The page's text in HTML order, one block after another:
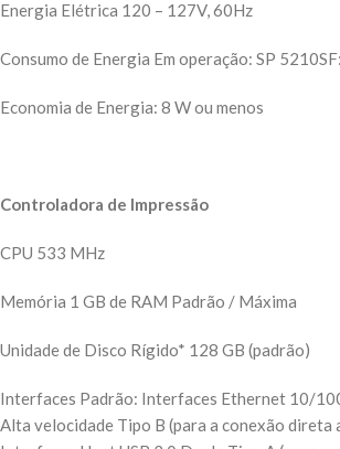
Energia Elétrica 120 – 127V, 60Hz
Consumo de Energia Em operação: SP
Economia de Energia: 8 W ou menos
Controladora de Impressão
CPU 533 MHz
Memória 1 GB de RAM Padrão / Máxima
Unidade de Disco Rígido* 128 GB (padrão)
Interfaces Padrão: Interfaces Ethernet 10/
Alta velocidade Tipo B (para a conexão direta